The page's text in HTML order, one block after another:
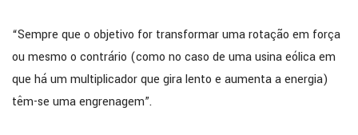
“Sempre que o objetivo for transformar uma rotação em força
ou mesmo o contrário (como no caso de uma usina eólica em
que há um multiplicador que gira lento e aumenta a energia)
têm-se uma engrenagem”.